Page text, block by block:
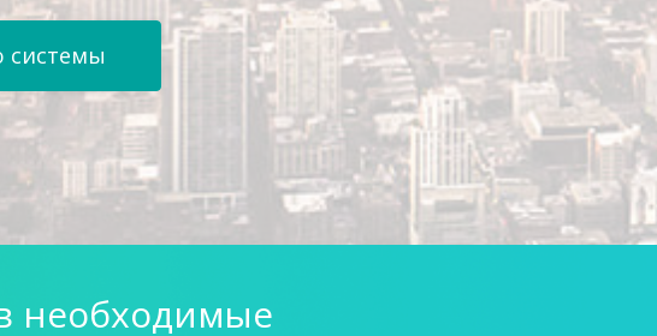
системы
необходимые